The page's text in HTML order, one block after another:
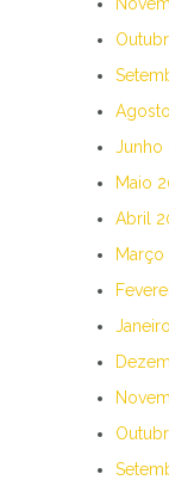
Junho
Maio
Abril
Março